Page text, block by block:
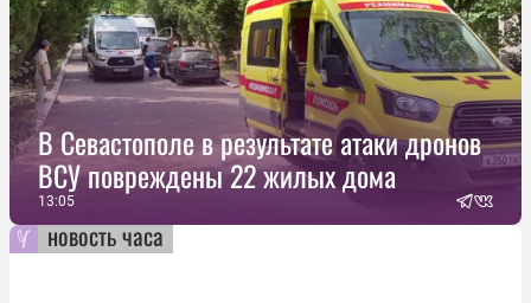
В Севастополе в результате атаки дронов
ВСУ повреждены 22 жилых дома
13:05
новость часа